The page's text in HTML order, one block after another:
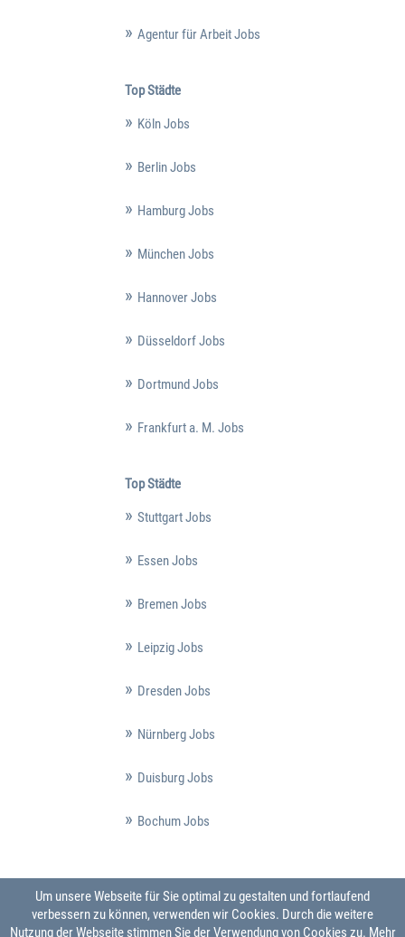
Agentur für Arbeit Jobs
Top Städte
Köln Jobs
Berlin Jobs
Hamburg Jobs
München Jobs
Hannover Jobs
Düsseldorf Jobs
Dortmund Jobs
Frankfurt a. M. Jobs
Top Städte
Stuttgart Jobs
Essen Jobs
Bremen Jobs
Leipzig Jobs
Dresden Jobs
Nürnberg Jobs
Duisburg Jobs
Bochum Jobs
Um unsere Webseite für Sie optimal zu gestalten und fortlaufend
verbessern zu können, verwenden wir Cookies. Durch die weitere
Nutzung der Webseite stimmen Sie der Verwendung von Cookies zu. Mehr